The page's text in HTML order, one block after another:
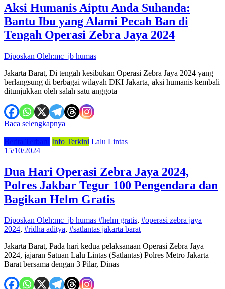
Aksi Humanis Aiptu Anda Suhanda:
Bantu Ibu yang Alami Pecah Ban di
Tengah Operasi Zebra Jaya 2024
Diposkan Oleh:mc_jb humas
Jakarta Barat, Di tengah kesibukan Operasi Zebra Jaya 2024 yang
berlangsung di berbagai wilayah DKI Jakarta, aksi humanis kembali
ditunjukkan oleh salah satu anggota
Baca selengkapnya
Berita Terbaru Info Terkini Lalu Lintas
15/10/2024
Dua Hari Operasi Zebra Jaya 2024,
Polres Jakbar Tegur 100 Pengendara dan
Bagikan Helm Gratis
Diposkan Oleh:mc_jb humas #helm gratis, #operasi zebra jaya
2024, #ridha aditya, #satlantas jakarta barat
Jakarta Barat, Pada hari kedua pelaksanaan Operasi Zebra Jaya
2024, jajaran Satuan Lalu Lintas (Satlantas) Polres Metro Jakarta
Barat bersama dengan 3 Pilar, Dinas